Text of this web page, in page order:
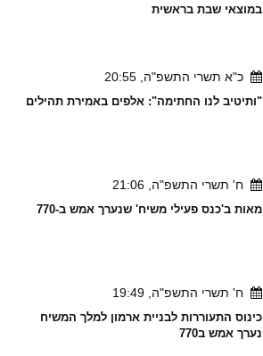
במוצאי שבת בראשית
כ"א תשרי התשפ"ה, 20:55
"ותיטיב לנו החתימה": אלפים באמירת תהילים
ח' תשרי התשפ"ה, 21:06
מאות ב'כנס פעילי משיח' שנערך אמש ב-770
ח' תשרי התשפ"ה, 19:49
כינוס התעוררות לבניית ארמון למלך המשיח
נערך אמש ב770